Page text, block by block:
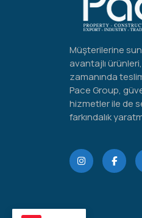
Müşterilerine
avantajlı
zamanında
Pace Group,
hizmetler ile de
farkındalık